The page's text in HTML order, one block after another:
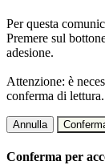
Per questa
Premere sul
adesione.
Attenzione: è
conferma di lettura.
Annulla
Conferma per